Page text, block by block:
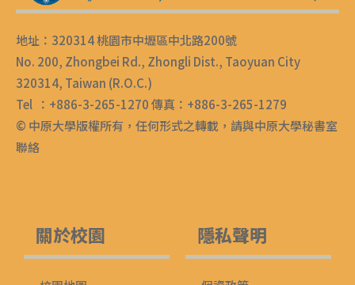
地址：320314 桃園市中壢區中北路200號
No. 200, Zhongbei Rd., Zhongli Dist., Taoyuan City
320314, Taiwan (R.O.C.)
Tel ：+886-3-265-1270 傳真：+886-3-265-1279
© 中原大學版權所有，任何形式之轉載，請與中原大學秘書室
聯絡
關於校園 隱私聲明